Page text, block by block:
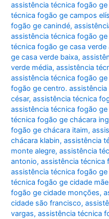
assistência técnica fogão
técnica fogão ge campos
fogão ge canindé,
assistência técnica fogão
técnica fogão ge casa verde
ge casa verde baixa,
verde média,assistência
assistência técnica fogão
fogão ge centro.
césar,assistência técnica
assistência técnica fogão
técnica fogão ge chácara
fogão ge chácara itaim,
chácara klabin,assistência
monte alegre,assistência
antonio,assistência técnica
assistência técnica fogão
técnica fogão ge cidade
fogão ge cidade monções,
cidade são francisco,
vargas,assistência técnica